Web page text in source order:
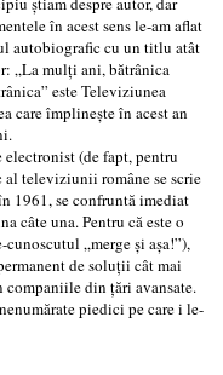
în acest sens le-am aflat
autobiografic cu un titlu atât
„La mulți ani, bătrânica
este Televiziunea
care împlinește în acest an
(de fapt, pentru
televiziunii române se scrie
1961, se confruntă imediat
câte una. Pentru că este o
cunoscutul „merge și așa!”),
de soluții cât mai
companiile din țări avansate.
piedici pe care i le-